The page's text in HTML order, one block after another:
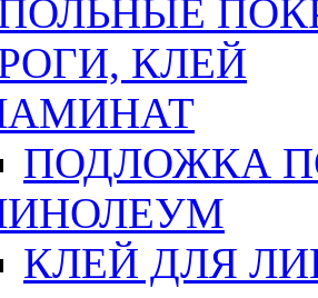
КЛЕЙ
ПОДЛОЖКА
КЛЕЙ ДЛЯ